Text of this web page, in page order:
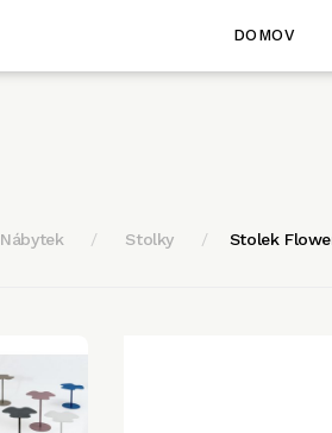
DOMOV
Nábytek Stolky Stolek